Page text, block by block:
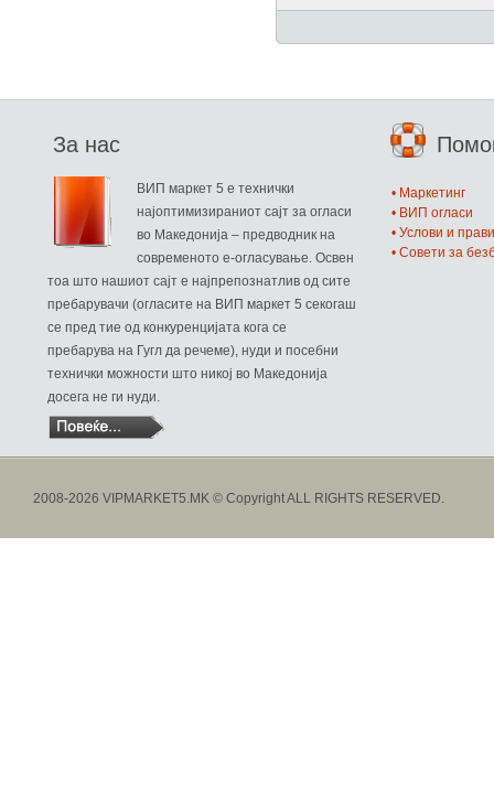
За нас
ВИП маркет 5 е технички
најоптимизираниот сајт за огласи
во Македонија – предводник на
современото е-огласување. Освен
тоа што нашиот сајт е најпрепознатлив од сите
пребарувачи (огласите на ВИП маркет 5 секогаш
се пред тие од конкуренцијата кога се
пребарува на Гугл да речеме), нуди и посебни
технички можности што никој во Македонија
досега не ги нуди.
• Маркетинг
• ВИП огласи
• Услови и
• Совети за
2008-2026 VIPMARKET5.MK © Copyright ALL RIGHTS RESERVED.